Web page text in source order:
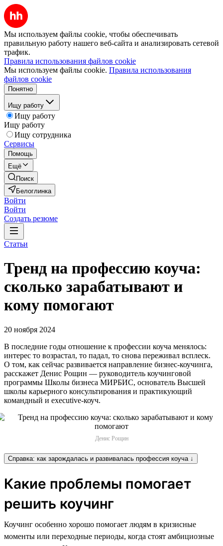
Мы используем файлы cookie, чтобы обеспечивать
правильную работу нашего веб-сайта и анализировать сетевой
трафик.
Правила использования файлов cookie
Мы используем файлы cookie. Правила использования
файлов cookie
Понятно
Ищу работу
Ищу работу
Ищу работу
Ищу сотрудника
Сервисы
Помощь
Ещё
Поиск
Белоглинка
Войти
Войти
Создать резюме
Статьи
Тренд на профессию коуча:
сколько зарабатывают и
кому помогают
20 ноября 2024
В последние годы отношение к профессии коуча менялось:
интерес то возрастал, то падал, то снова переживал всплеск.
О том, как сейчас развивается направление бизнес-коучинга,
расскажет Денис Рощин — руководитель коучинговой
программы Школы бизнеса МИРБИС, основатель Высшей
школы карьерного консультирования и практикующий
командный и executive-коуч.
Денис Рощин
Справка: как зарождалась и развивалась профессия коуча ↓
Какие проблемы помогает
решить коучинг
Коучинг особенно хорошо помогает людям в кризисные
моменты или переходные периоды, когда стоят амбициозные